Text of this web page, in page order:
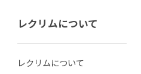
レクリムについて
レクリムについて